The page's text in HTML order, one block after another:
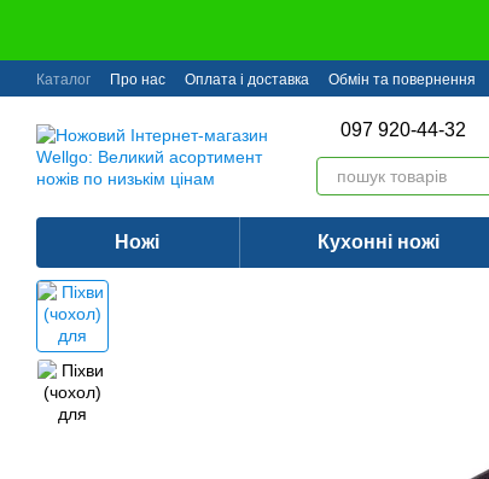
Каталог Про нас Оплата і доставка Обмін та повернення
097 920-44-32
Ножі Кухонні ножі